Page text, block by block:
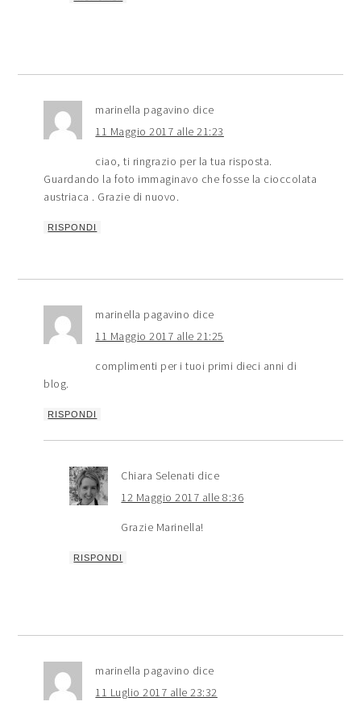
marinella pagavino dice
11 Maggio 2017 alle 21:23
ciao, ti ringrazio per la tua risposta.
Guardando la foto immaginavo che fosse la cioccolata
austriaca . Grazie di nuovo.
RISPONDI
marinella pagavino dice
11 Maggio 2017 alle 21:25
complimenti per i tuoi primi dieci anni di
blog.
RISPONDI
Chiara Selenati dice
12 Maggio 2017 alle 8:36
Grazie Marinella!
RISPONDI
marinella pagavino dice
11 Luglio 2017 alle 23:32